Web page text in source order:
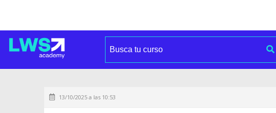
13/10/2025 a las 10:53